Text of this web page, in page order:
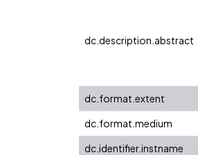
dc.description.abstract
dc.format.extent
dc.format.medium
dc.identifier.instname